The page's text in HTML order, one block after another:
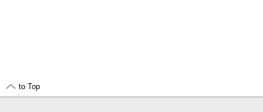
to Top